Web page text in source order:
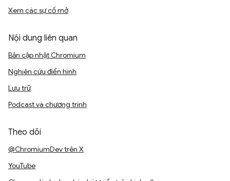
Xem các sự cố mở
Nội dung liên quan
Bản cập nhật Chromium
Nghiên cứu điển hình
Lưu trữ
Podcast và chương trình
Theo dõi
@ChromiumDev trên X
YouTube